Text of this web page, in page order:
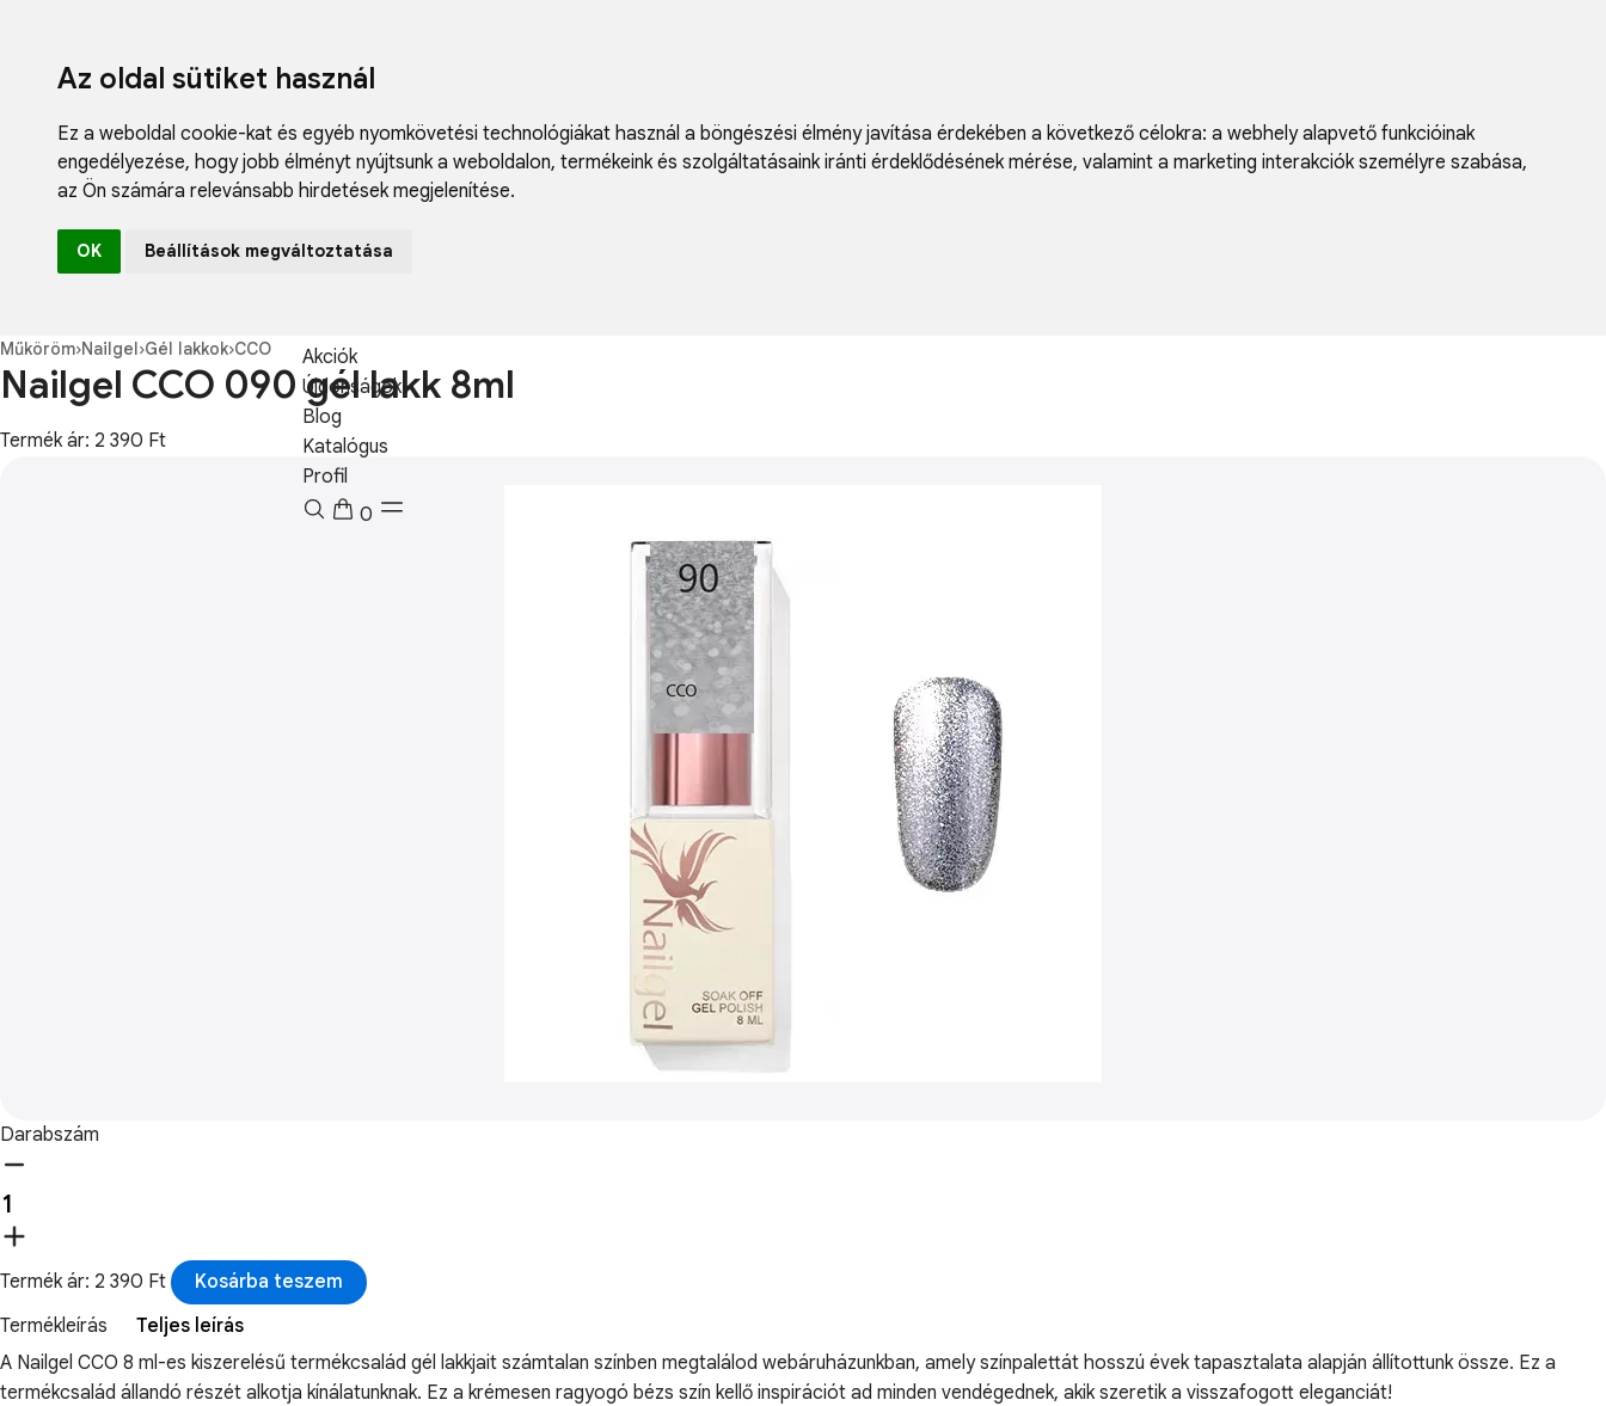
Az oldal sütiket használ
Ez a weboldal cookie-kat és egyéb nyomkövetési technológiákat használ a böngészési élmény javítása érdekében a következő célokra: a webhely alapvető funkcióinak
engedélyezése, hogy jobb élményt nyújtsunk a weboldalon, termékeink és szolgáltatásaink iránti érdeklődésének mérése, valamint a marketing interakciók személyre szabása,
az Ön számára relevánsabb hirdetések megjelenítése.
OK Beállítások megváltoztatása
Fodrászcikk
Akciók
Újdonságok
Blog
Katalógus
Profil
0
Műköröm›Nailgel›Gél lakkok›CCO
Nailgel CCO 090 gél lakk 8ml
Termék ár: 2 390 Ft
Darabszám
Termék ár: 2 390 Ft
Kosárba teszem
Termékleírás
Teljes leírás
A Nailgel CCO 8 ml-es kiszerelésű termékcsalád gél lakkjait számtalan színben megtalálod webáruházunkban, amely színpalettát hosszú évek tapasztalata alapján állítottunk össze. Ez a
termékcsalád állandó részét alkotja kínálatunknak. Ez a krémesen ragyogó bézs szín kellő inspirációt ad minden vendégednek, akik szeretik a visszafogott eleganciát!